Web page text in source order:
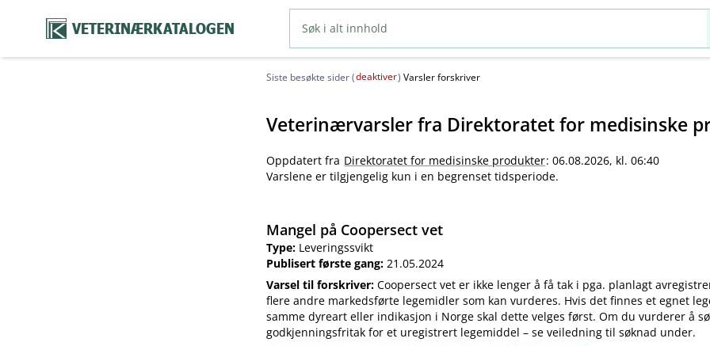
VETERINÆRKATALOGEN
Siste besøkte sider (deaktiver) Varsler forskriver
Veterinærvarsler fra Direktoratet for medisinske
Oppdatert fra Direktoratet for medisinske produkter: 06.08.2026, kl. 06:40
Varslene er tilgjengelig kun i en begrenset tidsperiode.
Mangel på Coopersect vet
Type: Leveringssvikt
Publisert første gang:21.05.2024
Varsel til forskriver:Coopersect vet er ikke lenger å få tak i pga. planlagt
flere andre markedsførte legemidler som kan vurderes. Hvis det finnes et egnet
samme dyreart eller indikasjon i Norge skal dette velges først. Om du vurderer å
godkjenningsfritak for et uregistrert legemiddel – se veiledning til søknad under.